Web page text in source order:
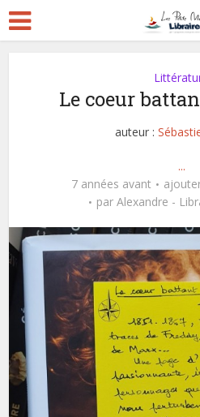
Le coeur
auteur :
...
7 années avant
par Alexandre -